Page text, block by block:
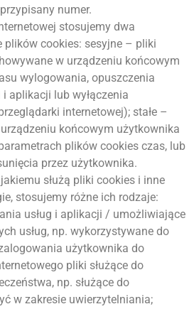
numer.
stosujemy dwa
plików cookies: sesyjne – pliki
w urządzeniu końcowym
wylogowania, opuszczenia
aplikacji lub wyłączenia
internetowej); stałe –
końcowym użytkownika
plików cookies czas, lub
przez użytkownika.
służą pliki cookies i inne
stosujemy różne ich rodzaje:
usług i aplikacji / umożliwiające
usług, np. wykorzystywane do
użytkownika do
pliki służące do
np. służące do
w zakresie uwierzytelniania;